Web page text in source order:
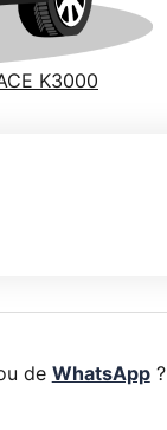
K3000
de WhatsApp?